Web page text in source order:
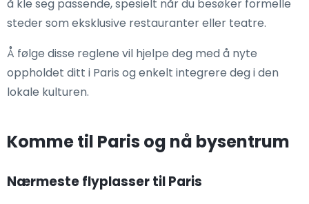
å kle seg passende, spesielt når du besøker formelle
steder som eksklusive restauranter eller teatre.
Å følge disse reglene vil hjelpe deg med å nyte
oppholdet ditt i Paris og enkelt integrere deg i den
lokale kulturen.
Komme til Paris og nå bysentrum
Nærmeste flyplasser til Paris